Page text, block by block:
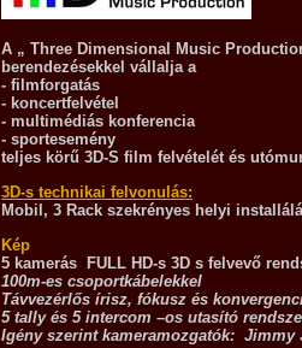
A „ Three Dimensional Music
berendezésekkel vállalja a
- filmforgatás
- koncertfelvétel
- multimédiás konferencia
- sportesemény
teljes körű 3D-S film felvételét és
3D-s technikai felvonulás:
Mobil, 3 Rack szekrényes helyi
Kép
5 kamerás FULL HD-s 3D s felvevő
100m-es csoportkábelekkel
Távvezérlős írisz, fókusz és
5 tally és 5 intercom –os utasító
Igény szerint kameramozgatók: